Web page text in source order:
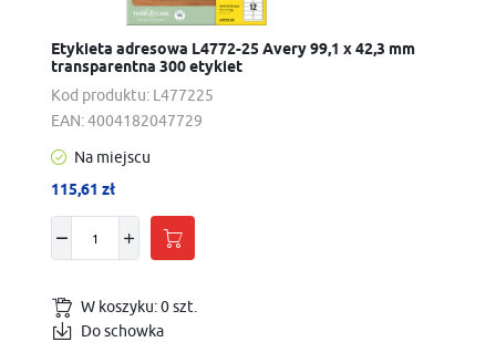
Kod produktu: L477225
Etykieta adresowa L4772-25 Avery 99,1 x 42,3 mm
transparentna 300 etykiet
EAN:4004182047729
Na miejscu
115,61 zł
W koszyku:0szt.
Do schowka